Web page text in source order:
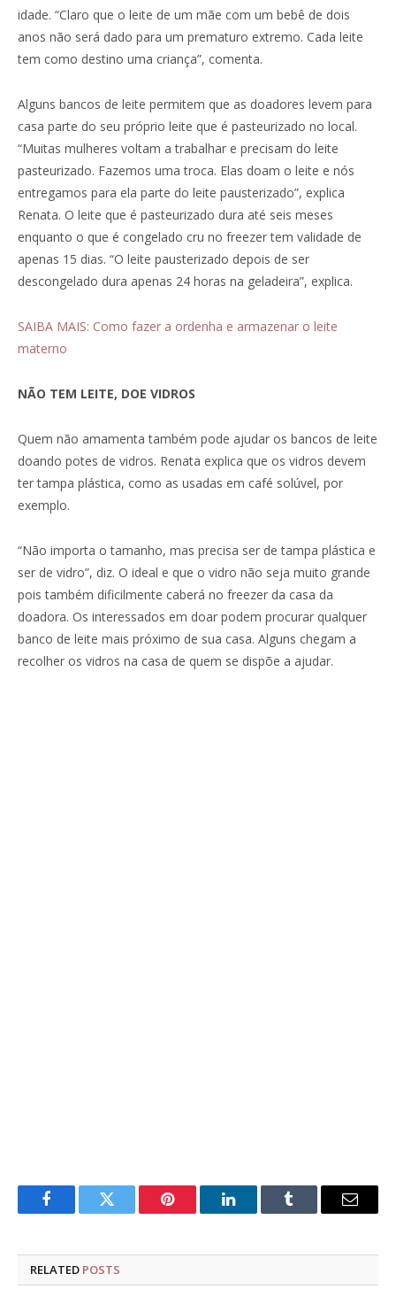
idade. “Claro que o leite de um mãe com um bebê de dois
anos não será dado para um prematuro extremo. Cada leite
tem como destino uma criança”, comenta.
Alguns bancos de leite permitem que as doadores levem para
casa parte do seu próprio leite que é pasteurizado no local.
“Muitas mulheres voltam a trabalhar e precisam do leite
pasteurizado. Fazemos uma troca. Elas doam o leite e nós
entregamos para ela parte do leite pausterizado”, explica
Renata. O leite que é pasteurizado dura até seis meses
enquanto o que é congelado cru no freezer tem validade de
apenas 15 dias. “O leite pausterizado depois de ser
descongelado dura apenas 24 horas na geladeira”, explica.
SAIBA MAIS: Como fazer a ordenha e armazenar o leite
materno
NÃO TEM LEITE, DOE VIDROS
Quem não amamenta também pode ajudar os bancos de leite
doando potes de vidros. Renata explica que os vidros devem
ter tampa plástica, como as usadas em café solúvel, por
exemplo.
“Não importa o tamanho, mas precisa ser de tampa plástica e
ser de vidro”, diz. O ideal e que o vidro não seja muito grande
pois também dificilmente caberá no freezer da casa da
doadora. Os interessados em doar podem procurar qualquer
banco de leite mais próximo de sua casa. Alguns chegam a
recolher os vidros na casa de quem se dispõe a ajudar.
FacebookTwitter Pinterest LinkedInTumblr Email
RELATED POSTS